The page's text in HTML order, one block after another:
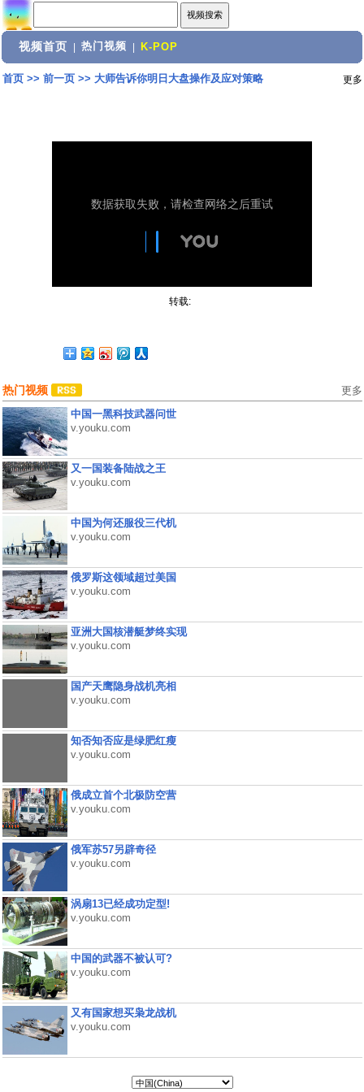
视频首页 热门视频 K-POP
首页>> 前一页>> 大师告诉你明日大盘操作及应对策略 更多
转载:
热门视频 更多
中国一黑科技武器问世
v.youku.com
又一国装备陆战之王
v.youku.com
中国为何还服役三代机
v.youku.com
俄罗斯这领域超过美国
v.youku.com
亚洲大国核潜艇梦终实现
v.youku.com
国产天鹰隐身战机亮相
v.youku.com
知否知否应是绿肥红瘦
v.youku.com
俄成立首个北极防空营
v.youku.com
俄军苏57另辟奇径
v.youku.com
涡扇13已经成功定型!
v.youku.com
中国的武器不被认可?
v.youku.com
又有国家想买枭龙战机
v.youku.com